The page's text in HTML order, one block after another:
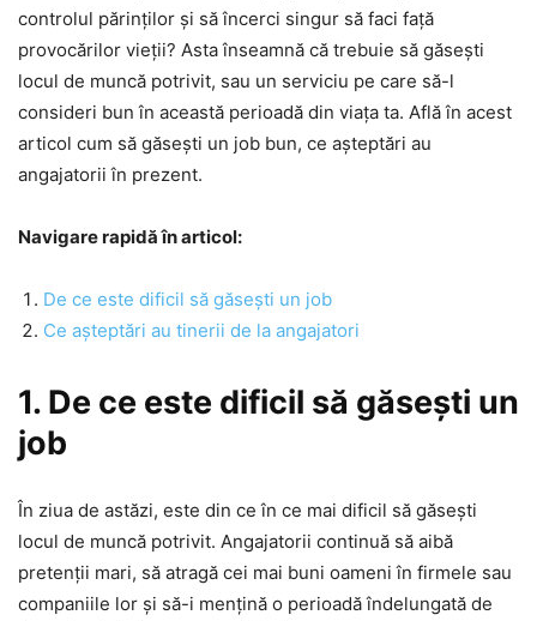
controlul părinților și să încerci singur să faci față
provocărilor vieții? Asta înseamnă că trebuie să găsești
locul de muncă potrivit, sau un serviciu pe care să-l
consideri bun în această perioadă din viața ta. Află în acest
articol cum să găsești un job bun, ce așteptări au
angajatorii în prezent.
Navigare rapidă în articol:
De ce este dificil să găsești un job
Ce așteptări au tinerii de la angajatori
1. De ce este dificil să găsești un
job
În ziua de astăzi, este din ce în ce mai dificil să găsești
locul de muncă potrivit. Angajatorii continuă să aibă
pretenții mari, să atragă cei mai buni oameni în firmele sau
companiile lor și să-i mențină o perioadă îndelungată de